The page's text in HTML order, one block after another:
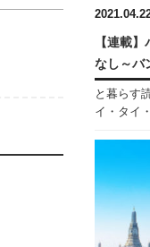
【連載
なし～バ
と暮らす
イ・タイ